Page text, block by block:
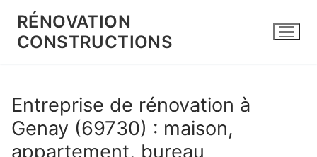
contenu
RÉNOVATION
CONSTRUCTIONS
Entreprise de rénovation à
Genay (69730) : maison,
appartement, bureau